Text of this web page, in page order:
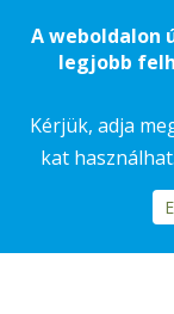
Footer
A weboldalon
legjobb
Kérjük, adja
kat használhat.